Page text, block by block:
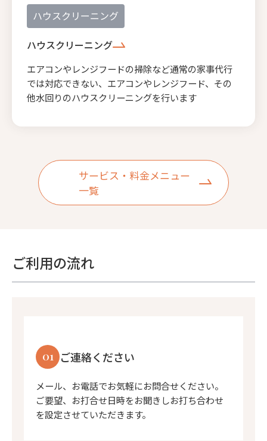
ハウスクリーニング
ハウスクリーニング
エアコンやレンジフードの掃除など通常の家事代行
では対応できない、エアコンやレンジフード、その
他水回りのハウスクリーニングを行います
サービス・料金メニュー
一覧
ご利用の流れ
01 ご連絡ください
メール、お電話でお気軽にお問合せください。
ご要望、お打合せ日時をお聞きしお打ち合わせ
を設定させていただきます。